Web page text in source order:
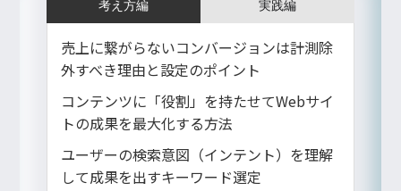
考え方編 実践編
売上に繋がらないコンバージョンは計測除
外すべき理由と設定のポイント
コンテンツに「役割」を持たせてWebサイ
トの成果を最大化する方法
ユーザーの検索意図（インテント）を理解
して成果を出すキーワード選定